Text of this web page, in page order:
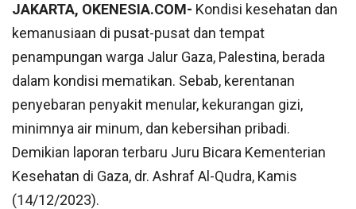
JAKARTA, OKENESIA.COM- Kondisi kesehatan dan
kemanusiaan di pusat-pusat dan tempat
penampungan warga Jalur Gaza, Palestina, berada
dalam kondisi mematikan. Sebab, kerentanan
penyebaran penyakit menular, kekurangan gizi,
minimnya air minum, dan kebersihan pribadi.
Demikian laporan terbaru Juru Bicara Kementerian
Kesehatan di Gaza, dr. Ashraf Al-Qudra, Kamis
(14/12/2023).